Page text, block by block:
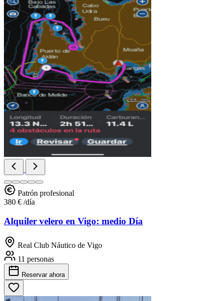
Patrón profesional
380 € /día
Alquiler velero en Vigo: medio Día
Real Club Náutico de Vigo
11 personas
Reservar ahora